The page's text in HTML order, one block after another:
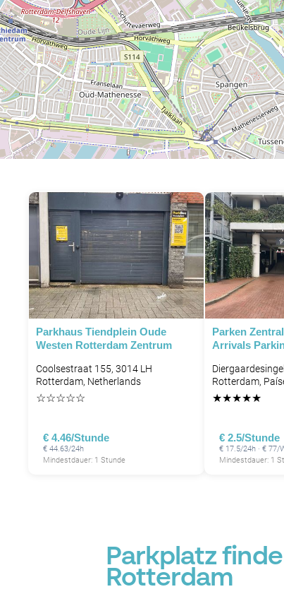
Parkhaus Tiendplein Oude
Westen Rotterdam Zentrum
Coolsestraat 155, 3014 LH
Rotterdam, Netherlands
☆☆☆☆☆
€ 4.46/Stunde
€ 44.63/24h
Mindestdauer: 1 Stunde
Parken
Arrivals
Rotterdam,
★★★★★
€ 2.5/Stunde
€ 17.5/24h · € 77/
Mindestdauer: 1
Parkplatz
Rotterdam